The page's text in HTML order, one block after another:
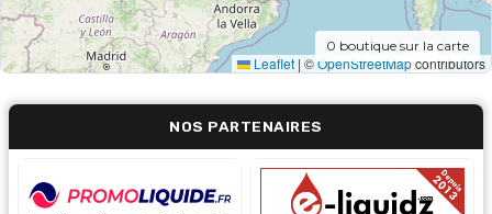
Leaflet | ©OpenStreetMapcontributors
0 boutique sur la carte
NOS PARTENAIRES